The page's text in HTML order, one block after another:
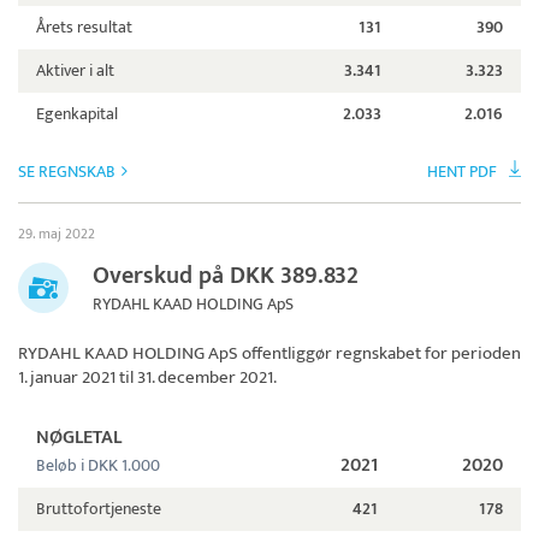
Årets resultat
131
390
Aktiver i alt
3.341
3.323
Egenkapital
2.033 2.016
SE REGNSKAB HENT PDF
29. maj 2022
Overskud på DKK 389.832
RYDAHL KAAD HOLDING ApS
RYDAHL KAAD HOLDING ApSoffentliggør regnskabet for perioden
1. januar 2021 til 31. december 2021.
NØGLETAL
Beløb i DKK 1.000 2021 2020
Bruttofortjeneste 421
178